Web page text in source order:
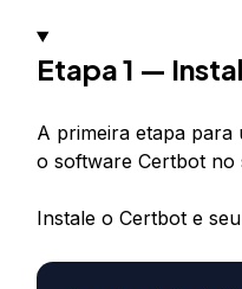
Etapa 1 —
A primeira etapa para
o software Certbot no
Instale o Certbot e